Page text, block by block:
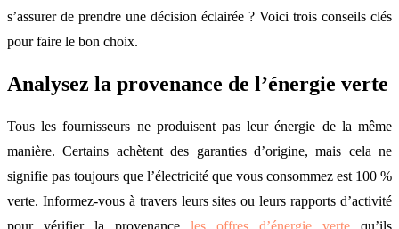
s’assurer de prendre une décision éclairée ? Voici trois conseils clés
pour faire le bon choix.
Analysez la provenance de l’énergie verte
Tous les fournisseurs ne produisent pas leur énergie de la même
manière. Certains achètent des garanties d’origine, mais cela ne
signifie pas toujours que l’électricité que vous consommez est 100 %
verte. Informez-vous à travers leurs sites ou leurs rapports d’activité
pour vérifier la provenance les offres d’énergie verte qu’ils